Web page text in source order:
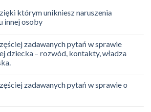
którym unikniesz naruszenia
innej osoby
zadawanych pytań w sprawie
dziecka – rozwód, kontakty, władza
zadawanych pytań w sprawie o